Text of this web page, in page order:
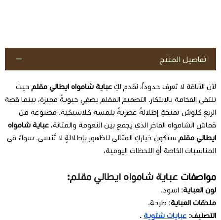
تفاصيل المنتج
لأن الأناقة لا تعرف حدوداً، نقدم لكِ عباية شامواه ايطالي مقلم حيث
تلتقي الفخامة بالابتكار. التصميم المقلم يضفي حيويةً مميزة، بينما قصة
الربع كلوش تمنحكِ إطلالةً عصريةً بلمسة كلاسيكية. مصنوعة من
قماش الشامواه الفاخر الذي يجمع بين النعومة والمتانة، عباية شامواه
ايطالي مقلم ستكون خياركِ المثالي للظهور بإطلالةٍ لا تُنسى. سواءً في
المناسبات الخاصة أو اللحظات اليومية،
مواصفات عباية شامواه ايطالي مقلم:
لون العباية: اسود.
ملحقات العباية: طرحة.
التصنيف: عبايات شتوية .